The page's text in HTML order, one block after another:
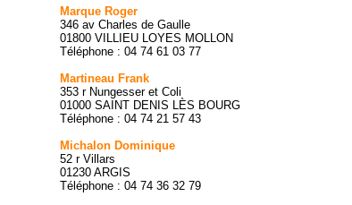
Marque Roger
346 av Charles de Gaulle
01800 VILLIEU LOYES MOLLON
Téléphone : 04 74 61 03 77
Martineau Frank
353 r Nungesser et Coli
01000 SAINT DENIS LÈS BOURG
Téléphone : 04 74 21 57 43
Michalon Dominique
52 r Villars
01230 ARGIS
Téléphone : 04 74 36 32 79